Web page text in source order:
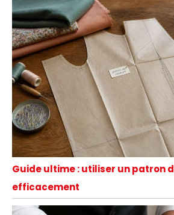
Guide ultime : utiliser un patron
efficacement